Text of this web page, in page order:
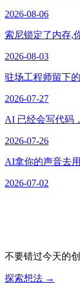
2026-08-06
索尼锁定了内存,
2026-08-03
驻场工程师留下
2026-07-27
AI 已经会写代码
2026-07-26
AI拿你的声音去
2026-07-02
不要错过今天的
探索想法 →